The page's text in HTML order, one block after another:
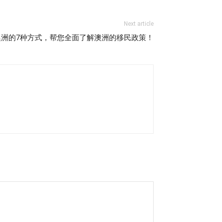
Next article
的7种方式，帮您全面了解澳洲的移民政策！